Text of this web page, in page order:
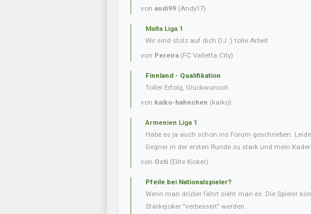
von andi99 (Andy17)
Malta Liga 1
Wir sind stolz auf dich DJ :) tolle Arbeit
von Pereira (FC Valletta City)
Finnland - Qualifikation
Toller Erfolg, Glückwunsch
von kaiko-hahnchen (kaiko)
Armenien Liga 1
Habe es ja auch schon ins Forum geschrieben:
Gegner in der ersten Runde zu stark und mein
von Octi (Elite Kicker)
Pfeile bei Nationalspieler?
Wenn man drüber fährt sieht man es. Die Spieler
Stärkejoker "verbessert" werden.